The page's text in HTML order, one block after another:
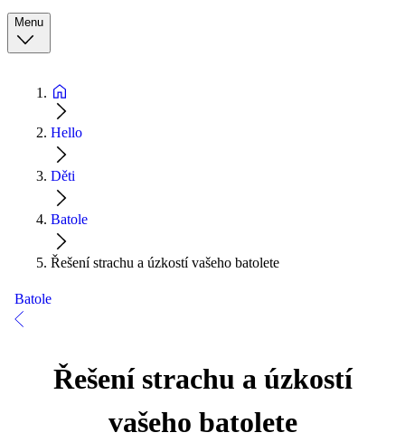
Menu
Hello
Děti
Batole
Řešení strachu a úzkostí vašeho batolete
Batole
Řešení strachu a úzkostí
vašeho batolete